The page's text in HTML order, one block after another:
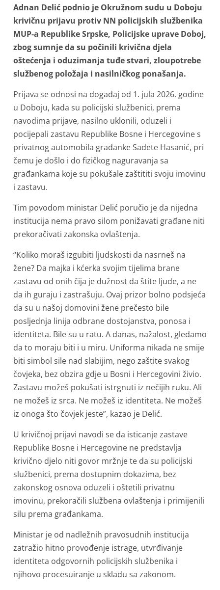
Adnan Delić podnio je Okružnom sudu u Doboju
krivičnu prijavu protiv NN policijskih službenika
MUP-a Republike Srpske, Policijske uprave Doboj,
zbog sumnje da su počinili krivična djela
oštećenja i oduzimanja tuđe stvari, zloupotrebe
službenog položaja i nasilničkog ponašanja.
Prijava se odnosi na događaj od 1. jula 2026. godine
u Doboju, kada su policijski službenici, prema
navodima prijave, nasilno uklonili, oduzeli i
pocijepali zastavu Republike Bosne i Hercegovine s
privatnog automobila građanke Sadete Hasanić, pri
čemu je došlo i do fizičkog naguravanja sa
građankama koje su pokušale zaštititi svoju imovinu
i zastavu.
Tim povodom ministar Delić poručio je da nijedna
institucija nema pravo silom ponižavati građane niti
prekoračivati zakonska ovlaštenja.
“Koliko moraš izgubiti ljudskosti da nasrneš na
žene? Da majka i kćerka svojim tijelima brane
zastavu od onih čija je dužnost da štite ljude, a ne
da ih guraju i zastrašuju. Ovaj prizor bolno podsjeća
da su u našoj domovini žene prečesto bile
posljednja linija odbrane dostojanstva, ponosa i
identiteta. Bile su u ratu. A danas, nažalost, gledamo
da to moraju biti i u miru. Uniforma nikada ne smije
biti simbol sile nad slabijim, nego zaštite svakog
čovjeka, bez obzira gdje u Bosni i Hercegovini živio.
Zastavu možeš pokušati istrgnuti iz nečijih ruku. Ali
ne možeš iz srca. Ne možeš iz identiteta. Ne možeš
iz onoga što čovjek jeste”, kazao je Delić.
U krivičnoj prijavi navodi se da isticanje zastave
Republike Bosne i Hercegovine ne predstavlja
krivično djelo niti govor mržnje te da su policijski
službenici, prema dostupnim dokazima, bez
zakonskog osnova oduzeli i oštetili privatnu
imovinu, prekoračili službena ovlaštenja i primijenili
silu prema građankama.
Ministar je od nadležnih pravosudnih institucija
zatražio hitno provođenje istrage, utvrđivanje
identiteta odgovornih policijskih službenika i
njihovo procesuiranje u skladu sa zakonom.